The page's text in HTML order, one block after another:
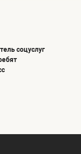
соцуслуг